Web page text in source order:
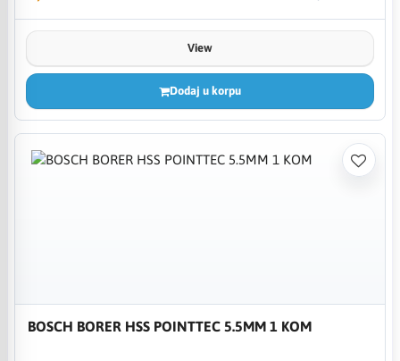
View
Dodaj u korpu
BOSCH BORER HSS POINTTEC 5.5MM 1 KOM